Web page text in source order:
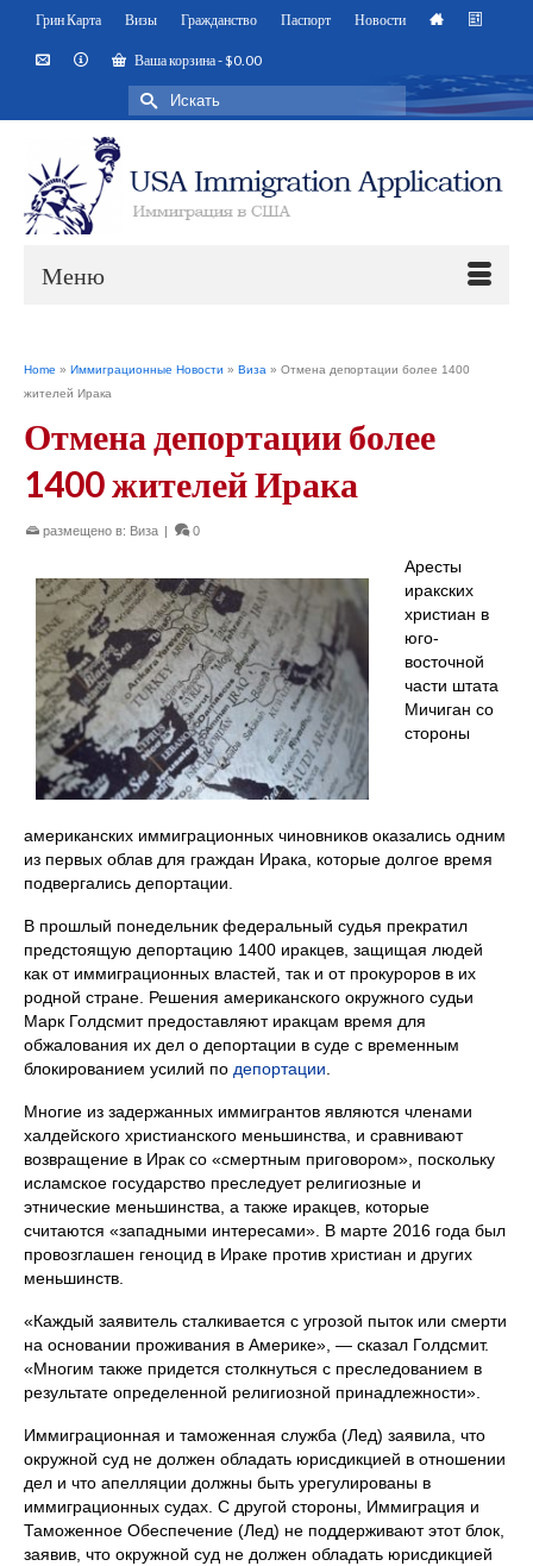
Грин Карта Визы Гражданство Паспорт Новости
Ваша корзина-$0.00
Искать:
Меню
Home » Иммиграционные Новости » Виза » Отмена депортации более 1400
жителей Ирака
Отмена депортации более
1400 жителей Ирака
размещено в: Виза | 0
Аресты
иракских
христиан в
юго-
восточной
части штата
Мичиган со
стороны
американских иммиграционных чиновников оказались одним
из первых облав для граждан Ирака, которые долгое время
подвергались депортации.
В прошлый понедельник федеральный судья прекратил
предстоящую депортацию 1400 иракцев, защищая людей
как от иммиграционных властей, так и от прокуроров в их
родной стране. Решения американского окружного судьи
Марк Голдсмит предоставляют иракцам время для
обжалования их дел о депортации в суде с временным
блокированием усилий по депортации
Многие из задержанных иммигрантов являются членами
халдейского христианского меньшинства, и сравнивают
возвращение в Ирак со «смертным приговором», поскольку
исламское государство преследует религиозные и
этнические меньшинства, а также иракцев, которые
считаются «западными интересами». В марте 2016 года был
провозглашен геноцид в Ираке против христиан и других
меньшинств.
«Каждый заявитель сталкивается с угрозой пыток или смерти
на основании проживания в Америке», — сказал Голдсмит.
«Многим также придется столкнуться с преследованием в
результате определенной религиозной принадлежности».
Иммиграционная и таможенная служба (Лед) заявила, что
окружной суд не должен обладать юрисдикцией в отношении
дел и что апелляции должны быть урегулированы в
иммиграционных судах. С другой стороны, Иммиграция и
Таможенное Обеспечение (Лед) не поддерживают этот блок,
заявив, что окружной суд не должен обладать юрисдикцией